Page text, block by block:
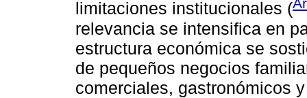
limitaciones institucionales (
relevancia se intensifica en
estructura económica se
de pequeños negocios
comerciales, gastronómicos